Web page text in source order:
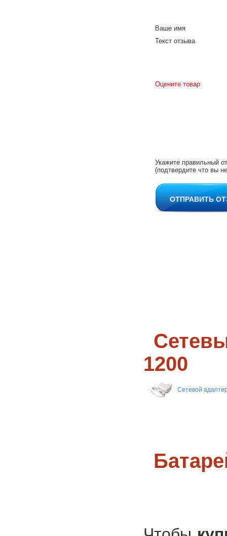
Ваше имя
Текст отзыва
Оцените товар
Укажите правильный
(подтвердите что вы
ОТПРАВИТЬ
1200
Сетевой